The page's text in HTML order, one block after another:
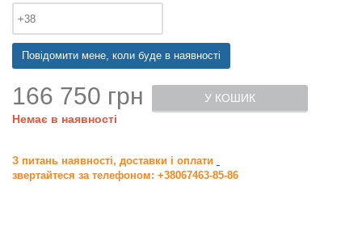
Повідомити мене, коли буде в наявності
166 750 грн
Немає в наявності
У КОШИК
З питань наявності, доставки і оплати
звертайтеся за телефоном: +38067463-85-86